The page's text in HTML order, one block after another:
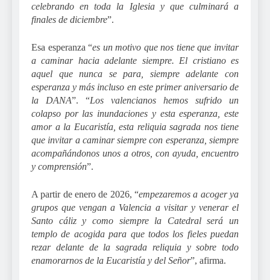
celebrando en toda la Iglesia y que culminará a
finales de diciembre”.
Esa esperanza “es un motivo que nos tiene que invitar
a caminar hacia adelante siempre. El cristiano es
aquel que nunca se para, siempre adelante con
esperanza y más incluso en este primer aniversario de
la DANA”. “Los valencianos hemos sufrido un
colapso por las inundaciones y esta esperanza, este
amor a la Eucaristía, esta reliquia sagrada nos tiene
que invitar a caminar siempre con esperanza, siempre
acompañándonos unos a otros, con ayuda, encuentro
y comprensión”.
A partir de enero de 2026, “empezaremos a acoger ya
grupos que vengan a Valencia a visitar y venerar el
Santo cáliz y como siempre la Catedral será un
templo de acogida para que todos los fieles puedan
rezar delante de la sagrada reliquia y sobre todo
enamorarnos de la Eucaristía y del Señor”, afirma.